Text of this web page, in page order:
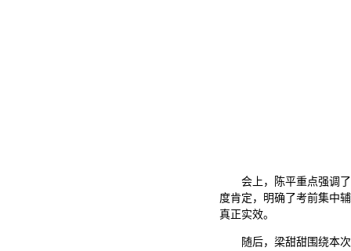
会上，陈平重点强调
度肯定，明确了考前集中
真正实效。
随后，梁甜甜围绕本